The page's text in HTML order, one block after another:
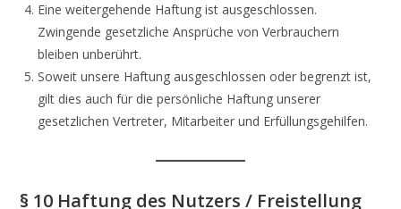
Eine weitergehende Haftung ist ausgeschlossen.
Zwingende gesetzliche Ansprüche von Verbrauchern
bleiben unberührt.
Soweit unsere Haftung ausgeschlossen oder begrenzt ist,
gilt dies auch für die persönliche Haftung unserer
gesetzlichen Vertreter, Mitarbeiter und Erfüllungsgehilfen.
§ 10 Haftung des Nutzers / Freistellung